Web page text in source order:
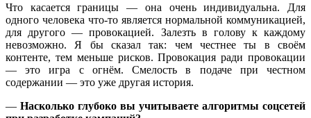
Что касается границы — она очень индивидуальна. Для
одного человека что-то является нормальной коммуникацией,
для другого — провокацией. Залезть в голову к каждому
невозможно. Я бы сказал так: чем честнее ты в своём
контенте, тем меньше рисков. Провокация ради провокации
— это игра с огнём. Смелость в подаче при честном
содержании — это уже другая история.
— Насколько глубоко вы учитываете алгоритмы соцсетей